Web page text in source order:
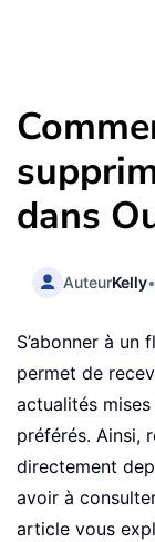
dans
AuteurKelly•
S’abonner à
permet de
actualités
préférés. Ainsi,
directement
avoir à
article vous